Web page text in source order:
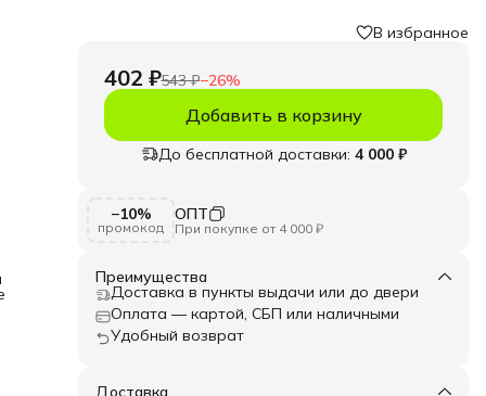
В избранное
402 ₽543 ₽−26%
Добавить в корзину
До бесплатной доставки: 4 000 ₽
−10%
промокод
ОПТ
При покупке от 4 000 ₽
Преимущества
Доставка в пункты выдачи или до двери
Оплата — картой, СБП или наличными
Удобный возврат
Доставка